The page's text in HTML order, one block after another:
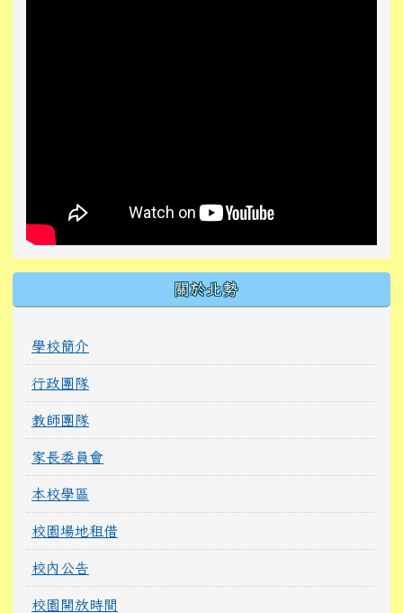
關於北勢
學校簡介
行政團隊
教師團隊
家長委員會
本校學區
校園場地租借
校內公告
校園開放時間